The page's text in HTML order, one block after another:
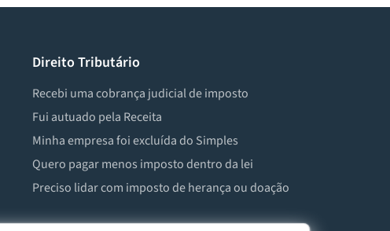
Direito Tributário
Recebi uma cobrança judicial de imposto
Fui autuado pela Receita
Minha empresa foi excluída do Simples
Quero pagar menos imposto dentro da lei
Preciso lidar com imposto de herança ou doação